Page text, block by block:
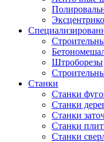
Штроборезы
Станки
Станки
Станки
Станки
Станки
Станки